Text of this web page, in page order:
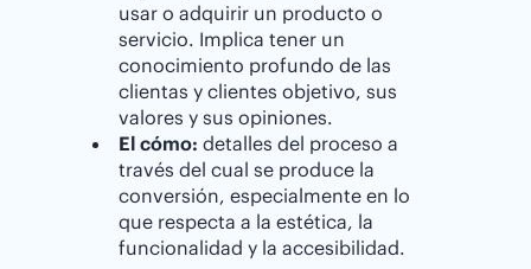
usar o adquirir un producto o
servicio. Implica tener un
conocimiento profundo de las
clientas y clientes objetivo, sus
valores y sus opiniones.
El cómo: detalles del proceso a
través del cual se produce la
conversión, especialmente en lo
que respecta a la estética, la
funcionalidad y la accesibilidad.